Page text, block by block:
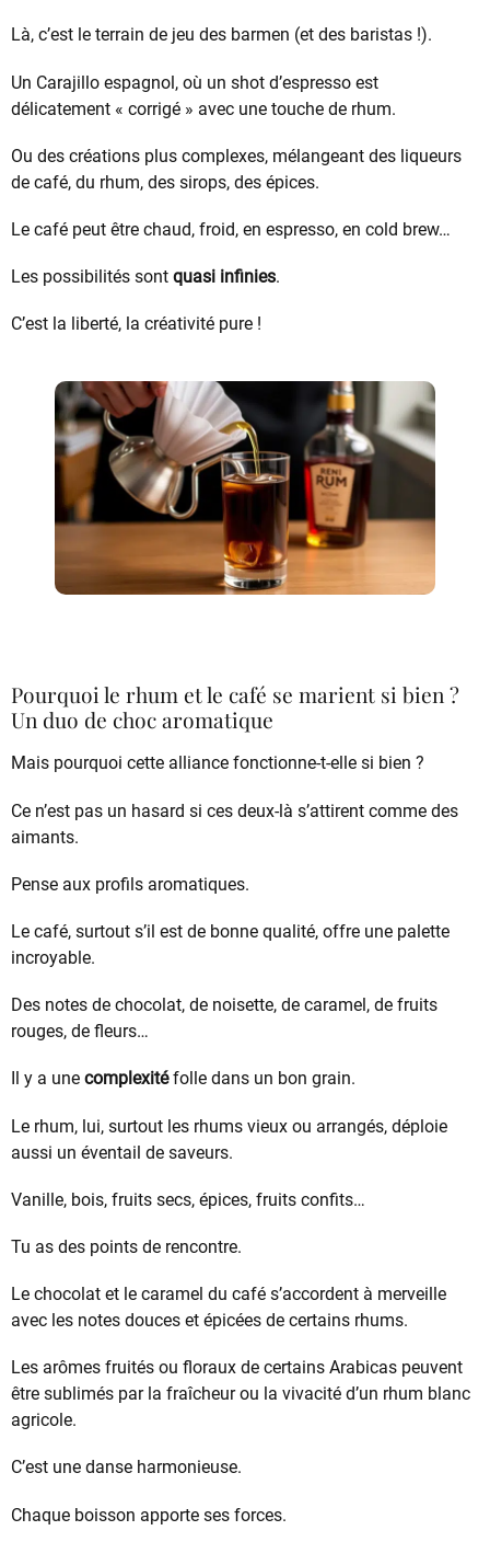
Là, c’est le terrain de jeu des barmen (et des baristas !).
Un Carajillo espagnol, où un shot d’espresso est
délicatement « corrigé » avec une touche de rhum.
Ou des créations plus complexes, mélangeant des liqueurs
de café, du rhum, des sirops, des épices.
Le café peut être chaud, froid, en espresso, en cold brew…
Les possibilités sont quasi infinies.
C’est la liberté, la créativité pure !
Pourquoi le rhum et le café se marient si bien ?
Un duo de choc aromatique
Mais pourquoi cette alliance fonctionne-t-elle si bien ?
Ce n’est pas un hasard si ces deux-là s’attirent comme des
aimants.
Pense aux profils aromatiques.
Le café, surtout s’il est de bonne qualité, offre une palette
incroyable.
Des notes de chocolat, de noisette, de caramel, de fruits
rouges, de fleurs…
Il y a une complexitéfolle dans un bon grain.
Le rhum, lui, surtout les rhums vieux ou arrangés, déploie
aussi un éventail de saveurs.
Vanille, bois, fruits secs, épices, fruits confits…
Tu as des points de rencontre.
Le chocolat et le caramel du café s’accordent à merveille
avec les notes douces et épicées de certains rhums.
Les arômes fruités ou floraux de certains Arabicas peuvent
être sublimés par la fraîcheur ou la vivacité d’un rhum blanc
agricole.
C’est une danse harmonieuse.
Chaque boisson apporte ses forces.